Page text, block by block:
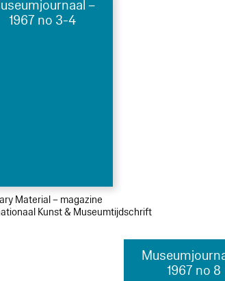
–
1967 no 3-4
Material – magazine
Kunst & Museumtijdschrift
1967 no 8